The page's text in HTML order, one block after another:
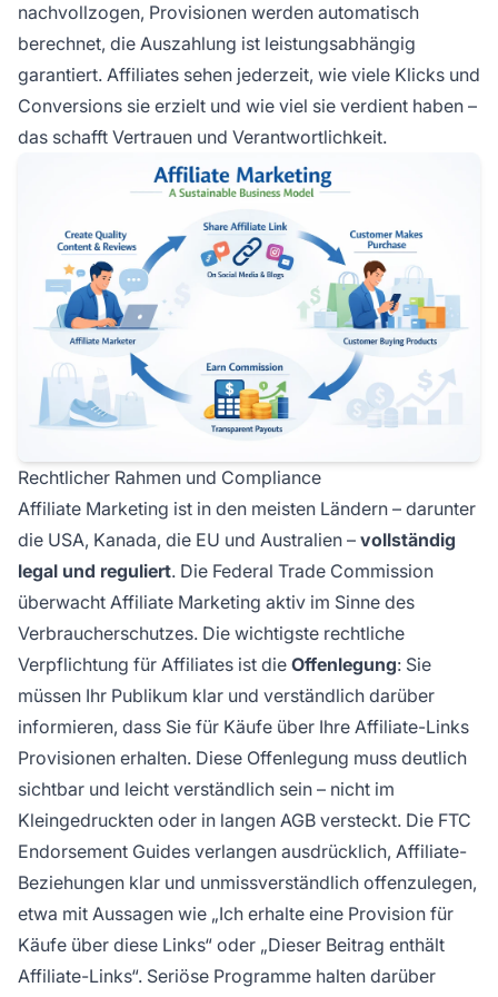
nachvollzogen, Provisionen werden automatisch
berechnet, die Auszahlung ist leistungsabhängig
garantiert. Affiliates sehen jederzeit, wie viele Klicks und
Conversions sie erzielt und wie viel sie verdient haben –
das schafft Vertrauen und Verantwortlichkeit.
Rechtlicher Rahmen und Compliance
Affiliate Marketing ist in den meisten Ländern – darunter
die USA, Kanada, die EU und Australien – vollständig
legal und reguliert. Die Federal Trade Commission
überwacht Affiliate Marketing aktiv im Sinne des
Verbraucherschutzes. Die wichtigste rechtliche
Verpflichtung für Affiliates ist die Offenlegung: Sie
müssen Ihr Publikum klar und verständlich darüber
informieren, dass Sie für Käufe über Ihre Affiliate-Links
Provisionen erhalten. Diese Offenlegung muss deutlich
sichtbar und leicht verständlich sein – nicht im
Kleingedruckten oder in langen AGB versteckt. Die FTC
Endorsement Guides verlangen ausdrücklich, Affiliate-
Beziehungen klar und unmissverständlich offenzulegen,
etwa mit Aussagen wie „Ich erhalte eine Provision für
Käufe über diese Links“ oder „Dieser Beitrag enthält
Affiliate-Links“. Seriöse Programme halten darüber